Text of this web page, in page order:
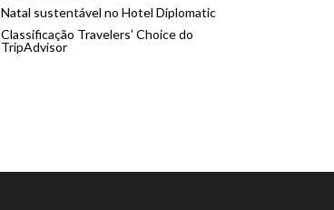
Natal sustentável no Hotel Diplomatic
Classificação Travelers' Choice do
TripAdvisor